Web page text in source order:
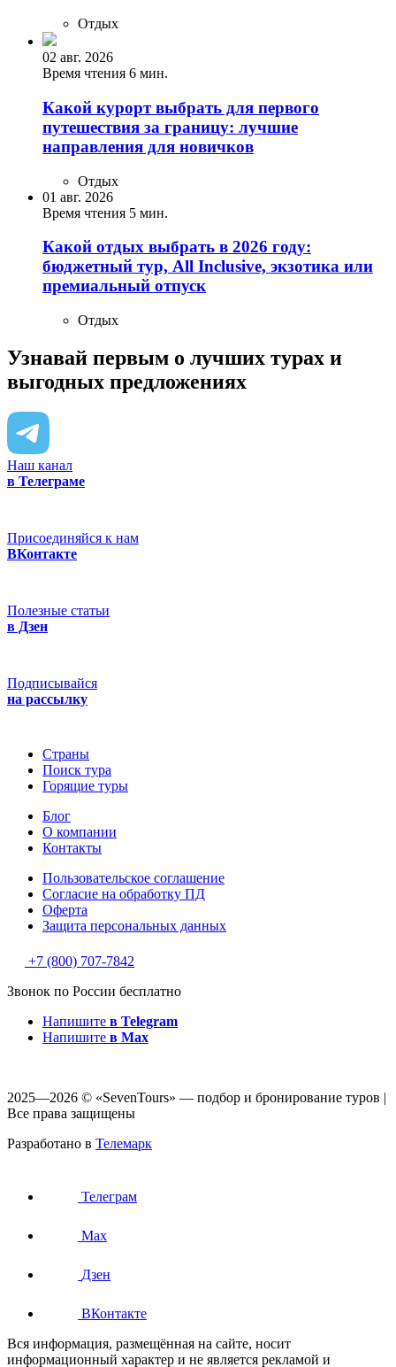
Отдых
02 авг. 2026
Время чтения 6 мин.
Какой курорт выбрать для первого
путешествия за границу: лучшие
направления для новичков
Отдых
01 авг. 2026
Время чтения 5 мин.
Какой отдых выбрать в 2026 году:
бюджетный тур, All Inclusive, экзотика или
премиальный отпуск
Отдых
Узнавай первым о лучших турах и
выгодных предложениях
Наш канал
в Телеграме
Присоединяйся к нам
ВКонтакте
Полезные статьи
в Дзен
Подписывайся
на рассылку
Страны
Поиск тура
Горящие туры
Блог
О компании
Контакты
Пользовательское соглашение
Согласие на обработку ПД
Оферта
Защитa персональных данных
+7 (800) 707-7842
Звонок по России бесплатно
Напишите в Telegram
Напишите в Max
2025—2026 © «SevenTours» — подбор и бронирование туров |
Все права защищены
Разработано в Телемарк
Телеграм
Max
Дзен
ВКонтакте
Вся информация, размещённая на сайте, носит
информационный характер и не является рекламой и